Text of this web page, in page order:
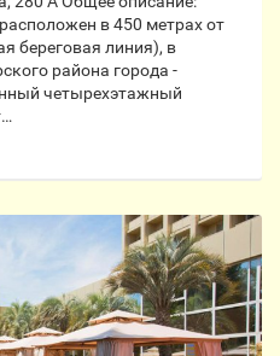
в 450 метрах от
береговая линия), в
района города -
четырехэтажный